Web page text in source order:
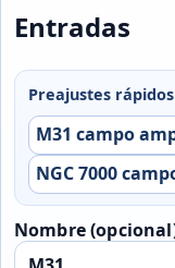
Entradas
Preajustes rápidos
M31 campo
NGC 7000
Nombre